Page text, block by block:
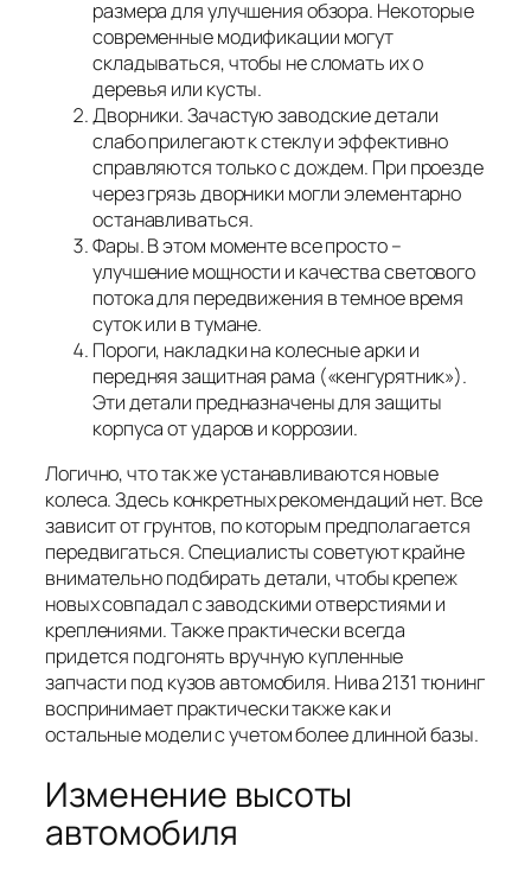
размера для улучшения обзора. Некоторые
современные модификации могут
складываться, чтобы не сломать их о
деревья или кусты.
Дворники. Зачастую заводские детали
слабо прилегают к стеклу и эффективно
справляются только с дождем. При проезде
через грязь дворники могли элементарно
останавливаться.
Фары. В этом моменте все просто –
улучшение мощности и качества светового
потока для передвижения в темное время
суток или в тумане.
Пороги, накладки на колесные арки и
передняя защитная рама («кенгурятник»).
Эти детали предназначены для защиты
корпуса от ударов и коррозии.
Логично, что так же устанавливаются новые
колеса. Здесь конкретных рекомендаций нет. Все
зависит от грунтов, по которым предполагается
передвигаться. Специалисты советуют крайне
внимательно подбирать детали, чтобы крепеж
новых совпадал с заводскими отверстиями и
креплениями. Также практически всегда
придется подгонять вручную купленные
запчасти под кузов автомобиля. Нива 2131 тюнинг
воспринимает практически также как и
остальные модели с учетом более длинной базы.
Изменение высоты
автомобиля